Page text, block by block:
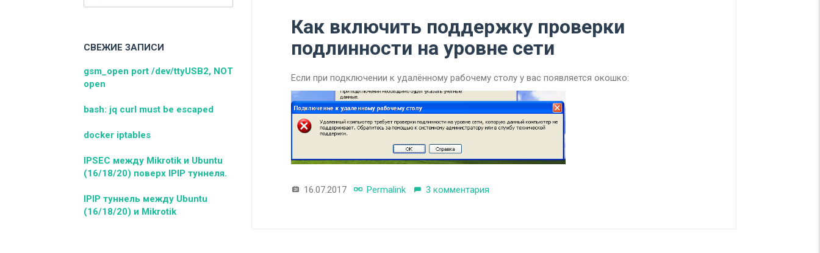
Как включить поддержку проверки
подлинности на уровне сети
Если при подключении к удалённому рабочему столу у вас появляется окошко:
16.07.2017 Permalink 3 комментария
СВЕЖИЕ ЗАПИСИ
gsm_open port /dev/ttyUSB2, NOT
open
bash: jq curl must be escaped
docker iptables
IPSEC между Mikrotik и Ubuntu
(16/18/20) поверх IPIP туннеля.
IPIP туннель между Ubuntu
(16/18/20) и Mikrotik